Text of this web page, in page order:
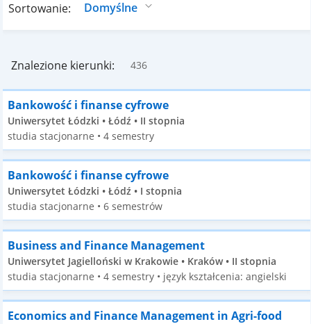
Sortowanie:
Znalezione kierunki: 436
Bankowość i finanse cyfrowe
Uniwersytet Łódzki • Łódź • II stopnia
studia stacjonarne • 4 semestry
Bankowość i finanse cyfrowe
Uniwersytet Łódzki • Łódź • I stopnia
studia stacjonarne • 6 semestrów
Business and Finance Management
Uniwersytet Jagielloński w Krakowie • Kraków • II stopnia
studia stacjonarne • 4 semestry • język kształcenia: angielski
Economics and Finance Management in Agri-food